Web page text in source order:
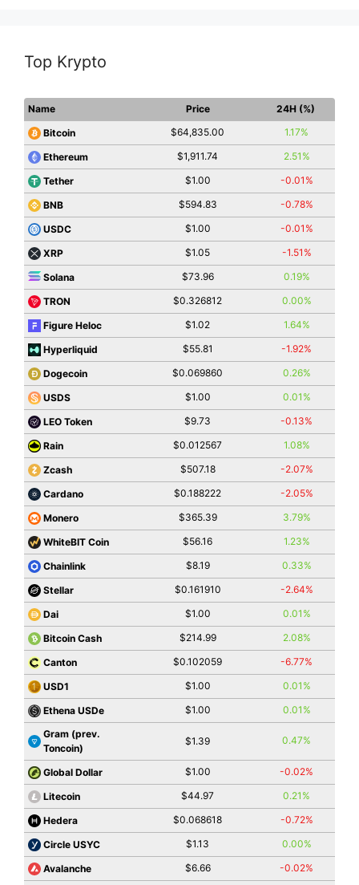
Top Krypto
Name Price
24H (%)
Bitcoin
$64,835.00 1.17%
Ethereum $1,911.74 2.51%
Tether $1.00 -0.01%
BNB $594.83 -0.78%
USDC $1.00 -0.01%
XRP $1.05 -1.51%
Solana $73.96 0.19%
TRON $0.326812 0.00%
Figure Heloc $1.02 1.64%
Hyperliquid $55.81 -1.92%
Dogecoin $0.069860 0.26%
USDS $1.00 0.01%
LEO Token $9.73 -0.13%
Rain $0.012567 1.08%
Zcash $507.18 -2.07%
Cardano $0.188222 -2.05%
Monero $365.39 3.79%
WhiteBIT Coin $56.16 1.23%
Chainlink $8.19 0.33%
Stellar $0.161910 -2.64%
Dai $1.00 0.01%
Bitcoin Cash $214.99 2.08%
Canton $0.102059 -6.77%
USD1 $1.00 0.01%
Ethena USDe $1.00
0.01%
Gram (prev.
Toncoin)
$1.39 0.47%
Global Dollar $1.00 -0.02%
Litecoin $44.97 0.21%
Hedera $0.068618 -0.72%
Circle USYC $1.13 0.00%
Avalanche $6.66 -0.02%